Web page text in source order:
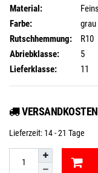
Material:
Farbe:
grau
Rutschhemmung:
R10
Abriebklasse:
5
Lieferklasse:
11
Lieferzeit: 14 - 21 Tage